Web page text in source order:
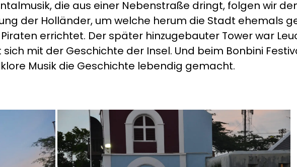
die aus einer Nebenstraße dringt, folgen wir
der Holländer, um welche herum die Stadt ehemals
errichtet. Der später hinzugebauter Tower war
mit der Geschichte der Insel. Und beim Bonbini
Musik die Geschichte lebendig gemacht.